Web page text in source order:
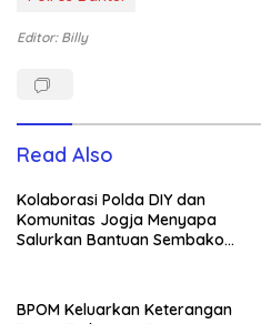
Editor: Billy
Read Also
Kolaborasi Polda DIY dan
Komunitas Jogja Menyapa
Salurkan Bantuan Sembako,
BPOM Keluarkan Keterangan